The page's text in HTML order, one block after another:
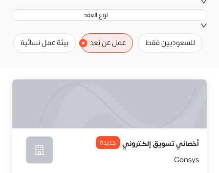
نوع العقد
للسعوديين فقط عمل عن بُعد بيئة عمل نسائية
أخصائي تسويق إلكتروني جديدة
Consys